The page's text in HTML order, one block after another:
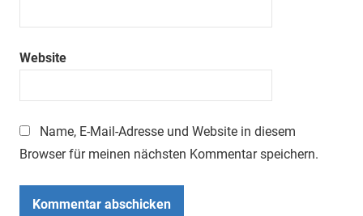
Website
Name, E-Mail-Adresse und Website in diesem
Browser für meinen nächsten Kommentar speichern.